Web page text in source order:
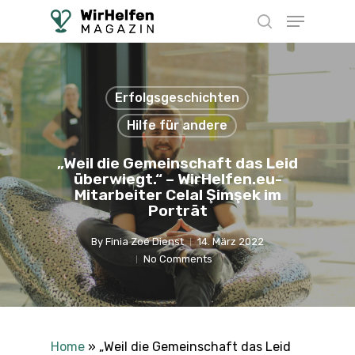
main
content
Menu
Erfolgsgeschichten
Hilfe für andere
„Weil die Gemeinschaft das Leid
überwiegt.“ – WirHelfen.eu-
Mitarbeiter Celal Şimşek im
Porträt
By Finia Zoé Dienst
14. März 2022
No Comments
Home » „Weil die Gemeinschaft das Leid